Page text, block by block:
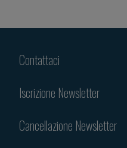
Contattaci
Iscrizione Newsletter
Cancellazione Newsletter